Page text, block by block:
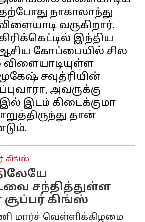
நாகாலாந்து
வருகிறார்.
கிரிக்கெட்டில் இந்திய
கோப்பையில் சில
விளையாடியுள்ள
சவுத்ரியின்
அவருக்கு
இடம் கிடைக்குமா
தான்
கிங்ஸ்
சந்தித்துள்ள
கிங்ஸ்
மார்ச் வெள்ளிக்கிழமை